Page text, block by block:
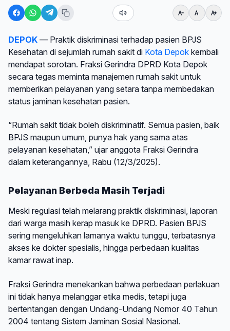
DEPOK — Praktik diskriminasi terhadap pasien BPJS
Kesehatan di sejumlah rumah sakit di Kota Depok kembali
mendapat sorotan. Fraksi Gerindra DPRD Kota Depok
secara tegas meminta manajemen rumah sakit untuk
memberikan pelayanan yang setara tanpa membedakan
status jaminan kesehatan pasien.
“Rumah sakit tidak boleh diskriminatif. Semua pasien, baik
BPJS maupun umum, punya hak yang sama atas
pelayanan kesehatan,” ujar anggota Fraksi Gerindra
dalam keterangannya, Rabu (12/3/2025).
Pelayanan Berbeda Masih Terjadi
Meski regulasi telah melarang praktik diskriminasi, laporan
dari warga masih kerap masuk ke DPRD. Pasien BPJS
sering mengeluhkan lamanya waktu tunggu, terbatasnya
akses ke dokter spesialis, hingga perbedaan kualitas
kamar rawat inap.
Fraksi Gerindra menekankan bahwa perbedaan perlakuan
ini tidak hanya melanggar etika medis, tetapi juga
bertentangan dengan Undang-Undang Nomor 40 Tahun
2004 tentang Sistem Jaminan Sosial Nasional.